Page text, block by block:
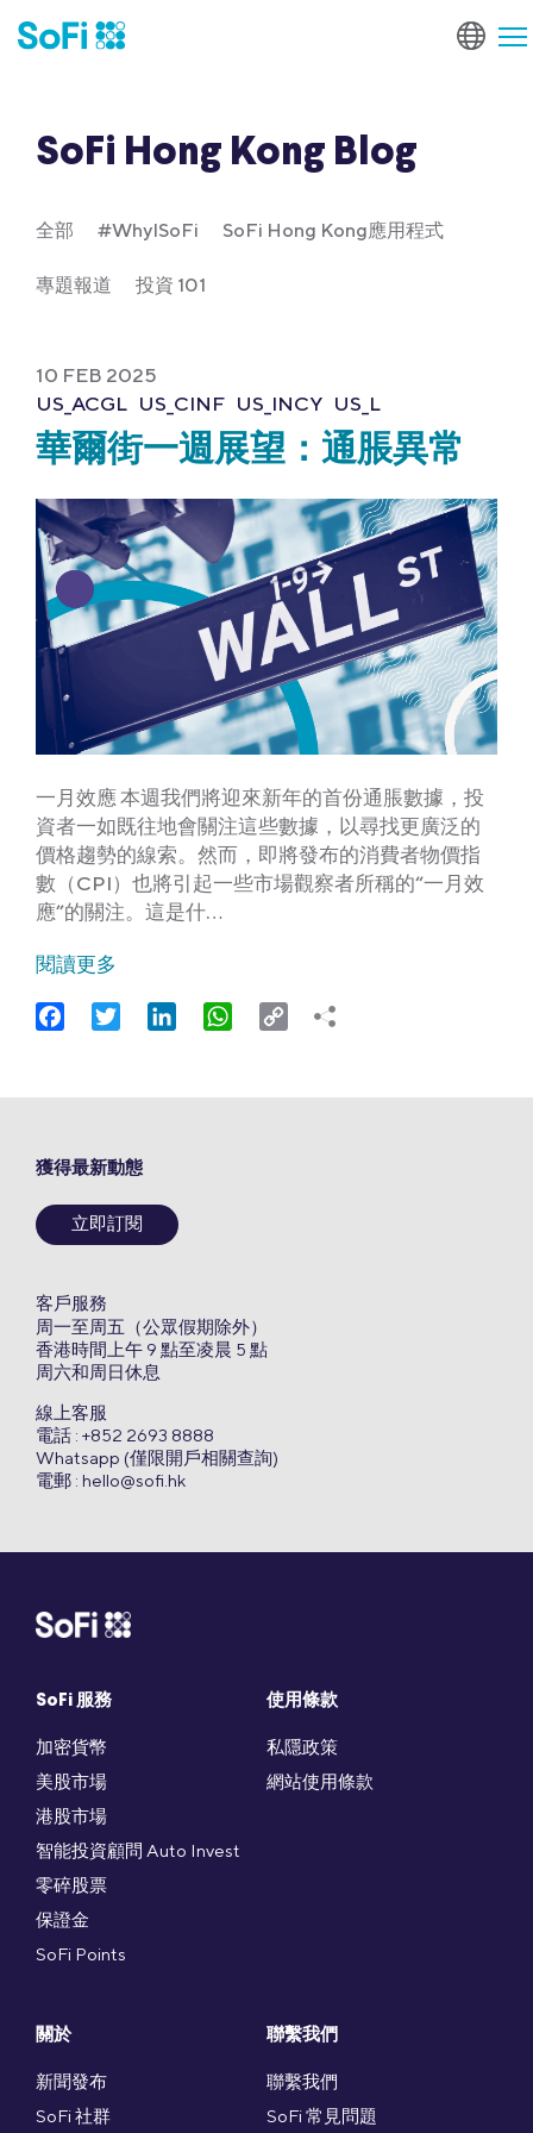
SoFi Hong Kong Blog
全部 #WhyISoFi SoFi Hong Kong應用程式
專題報道 投資 101
10 FEB 2025
US_ACGL US_CINF US_INCY US_L
華爾街一週展望：通脹異常
一月效應 本週我們將迎來新年的首份通脹數據，投
資者一如既往地會關注這些數據，以尋找更廣泛的
價格趨勢的線索。然而，即將發布的消費者物價指
數（CPI）也將引起一些市場觀察者所稱的“一月效
應”的關注。這是什…
閱讀更多
FacebookTwitter LinkedIn WhatsApp
Copy
SoFi 服務
加密貨幣
美股市場
港股市場
智能投資顧問 Auto Invest
零碎股票
保證金
SoFi Points
使用條款
私隱政策
網站使用條款
關於
新聞發布
SoFi 社群
聯繫我們
聯繫我們
SoFi 常見問題
獲得最新動態
立即訂閱
客戶服務
周一至周五（公眾假期除外）
香港時間上午 9 點至凌晨 5 點
周六和周日休息
線上客服
電話 : +852 2693 8888
Whatsapp (僅限開戶相關查詢)
電郵 : hello@sofi.hk